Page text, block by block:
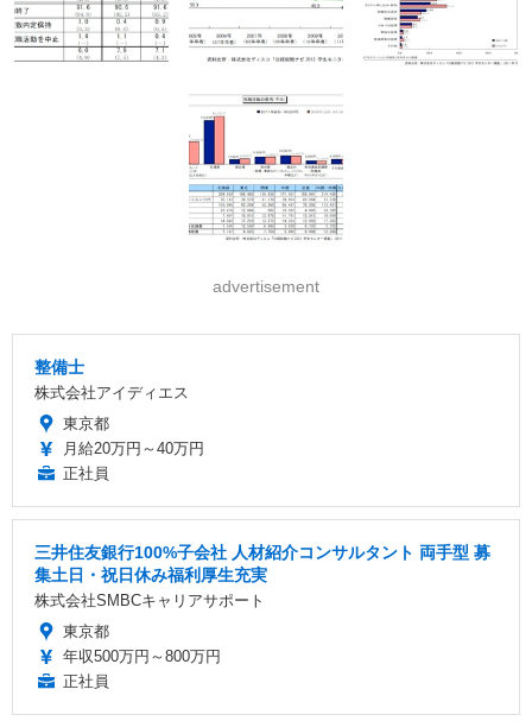
advertisement
整備士
株式会社アイディエス
東京都
月給20万円～40万円
正社員
三井住友銀行100%子会社 人材紹介コンサルタント 両手型 募
集土日・祝日休み福利厚生充実
株式会社SMBCキャリアサポート
東京都
年収500万円～800万円
正社員